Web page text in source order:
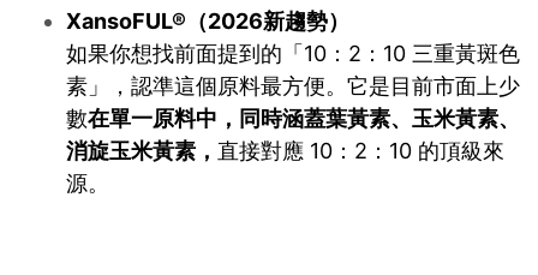
XansoFUL®（2026新趨勢）
如果你想找前面提到的「10：2：10 三重黃斑色
素」，認準這個原料最方便。它是目前市面上少
數在單一原料中，同時涵蓋葉黃素、玉米黃素、
消旋玉米黃素， 直接對應 10：2：10 的頂級來
源。